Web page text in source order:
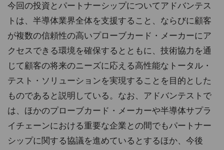
今回の投資とパートナーシップについてアドバンテス
トは、半導体業界全体を支援すること、ならびに顧客
が複数の信頼性の高いプローブカード・メーカーにア
クセスできる環境を確保するとともに、技術協力を通
じて顧客の将来のニーズに応える高性能なトータル・
テスト・ソリューションを実現することを目的とした
ものであると説明している。なお、アドバンテストで
は、ほかのプローブカード・メーカーや半導体サプラ
イチェーンにおける重要な企業との間でもパートナー
シップに関する協議を進めているとするほか、今後